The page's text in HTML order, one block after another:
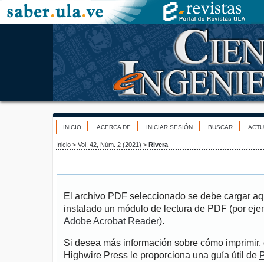
INICIO ACERCA DE INICIAR SESIÓN BUSCAR
Inicio > Vol. 42, Núm. 2 (2021) > Rivera
El archivo PDF seleccionado se debe cargar
instalado un módulo de lectura de PDF (por
Adobe Acrobat Reader).
Si desea más información sobre cómo
Highwire Press le proporciona una guía útil de